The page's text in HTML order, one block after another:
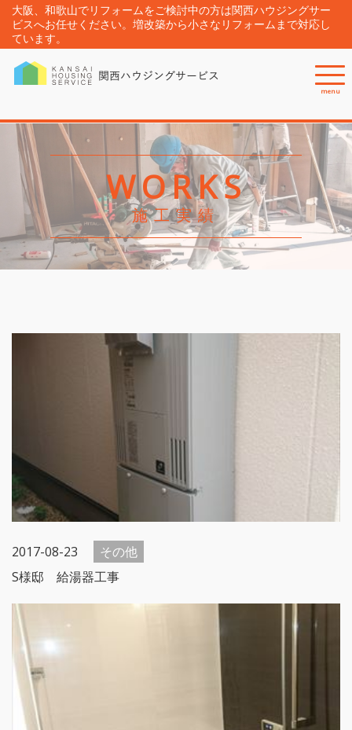
大阪、和歌山でリフォームをご検討中の方は関西ハウジングサー
ビスへお任せください。増改築から小さなリフォームまで対応し
ています。
menu
WORKS
施工実績
2017-08-23
その他
S様邸 給湯器工事